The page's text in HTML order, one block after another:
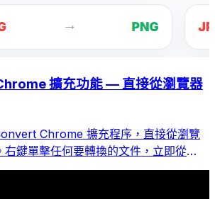
擴充功能 — 直接從瀏覽器
Chrome 擴充程序，直接從瀏覽
右鍵單擊任何要轉換的文件，立即從
具。